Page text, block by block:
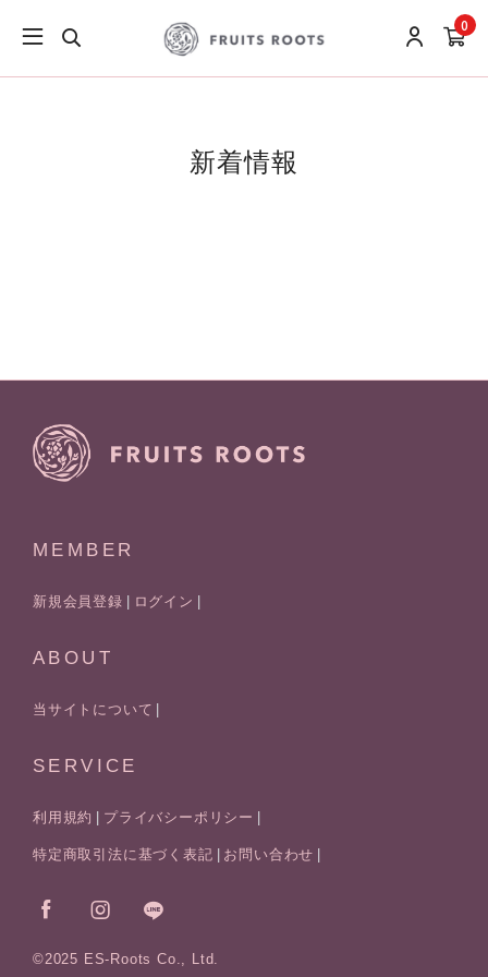
0
新着情報
MEMBER
新規会員登録 ログイン
ABOUT
当サイトについて
SERVICE
利用規約 プライバシーポリシー
特定商取引法に基づく表記 お問い合わせ
©2025 ES-Roots Co., Ltd.